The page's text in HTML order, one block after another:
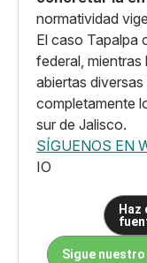
normatividad
El caso Tapalpa
federal, mientras
abiertas
completamente
sur de Jalisco.
SÍGUENOS EN
IO
Haz
Sigue nuestro